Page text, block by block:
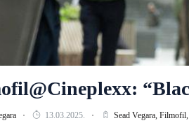
13.03.2025. Sead Vegara, Filmofil,